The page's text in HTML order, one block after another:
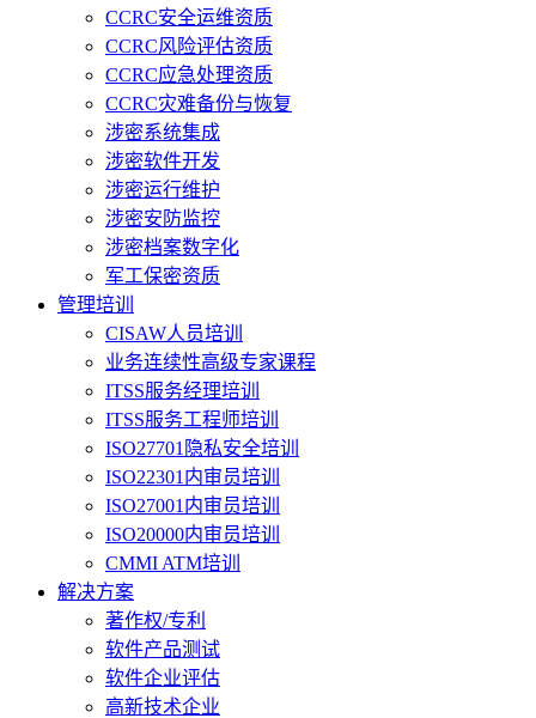
CCRC安全运维资质
CCRC风险评估资质
CCRC应急处理资质
CCRC灾难备份与恢复
涉密系统集成
涉密软件开发
涉密运行维护
涉密安防监控
涉密档案数字化
军工保密资质
管理培训
CISAW人员培训
业务连续性高级专家课程
ITSS服务经理培训
ITSS服务工程师培训
ISO27701隐私安全培训
ISO22301内审员培训
ISO27001内审员培训
ISO20000内审员培训
CMMI ATM培训
解决方案
著作权/专利
软件产品测试
软件企业评估
高新技术企业